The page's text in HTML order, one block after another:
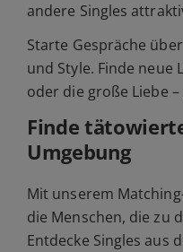
andere Singles
Starte Gespräche
und Style. Finde neue
oder die große Liebe
Finde
Umgebung
Mit unserem
die Menschen, die zu
Entdecke Singles aus